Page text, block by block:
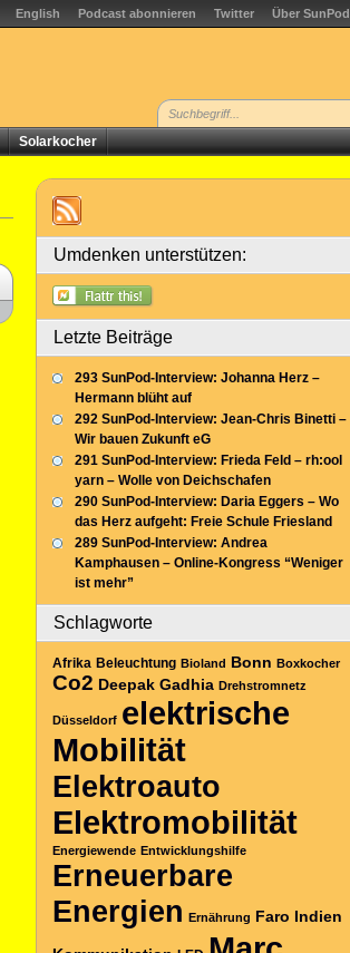
English Podcast abonnieren Twitter Über SunPod
Solarkocher
Umdenken unterstützen:
Letzte Beiträge
293 SunPod-Interview: Johanna Herz –
Hermann blüht auf
292 SunPod-Interview: Jean-Chris Binetti –
Wir bauen Zukunft eG
291 SunPod-Interview: Frieda Feld – rh:ool
yarn – Wolle von Deichschafen
290 SunPod-Interview: Daria Eggers – Wo
das Herz aufgeht: Freie Schule Friesland
289 SunPod-Interview: Andrea
Kamphausen – Online-Kongress “Weniger
ist mehr”
Schlagworte
Afrika Beleuchtung Bioland Bonn Boxkocher
Co2 Deepak Gadhia Drehstromnetz
Düsseldorf elektrische
Mobilität
Elektroauto
Elektromobilität
Energiewende Entwicklungshilfe
Erneuerbare
Energien Ernährung Faro Indien